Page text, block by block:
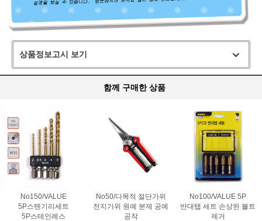
상품정보고시 보기
함께 구매한 상품
No150/VALUE
5P스텐기리세트
5P스테인레스
No50/다목적 절단가위
전지가위 원예 분제 공예
공작
No100/VALUE 5P
반대탭 세트 손상된 볼트
제거